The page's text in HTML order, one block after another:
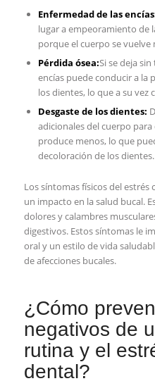
Enfermedad de las⁢
lugar a⁢ empeoramiento ⁢de
⁢porque el cuerpo ⁢se vuelve
Pérdida ósea:Si se deja
encías puede conducir a la
los dientes, lo que a ‌su vez
Desgaste‍ de ‌los dientes:
adicionales del cuerpo
produce menos,⁣ lo‌ que
decoloración de los dientes.
Los ⁢síntomas físicos del
un impacto en‍ la⁢ salud ⁤bucal.
dolores y⁤ calambres‌
digestivos. Estos síntomas le
oral y un estilo de ⁢vida
⁣de afecciones⁣ bucales.
¿Cómo
negativos de
rutina ​y el
dental?